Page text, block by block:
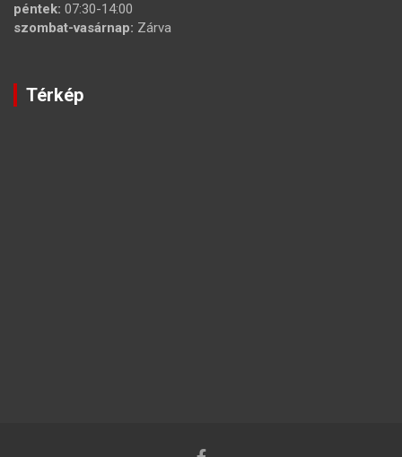
péntek: 07:30-14:00
szombat-vasárnap: Zárva
Térkép